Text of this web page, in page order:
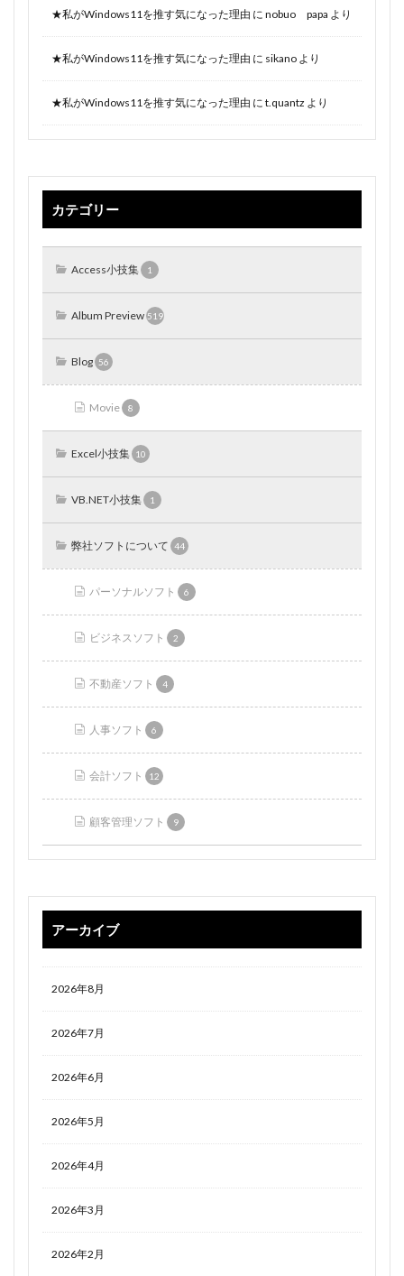
★私がWindows11を推す気になった理由 に nobuo papa より
★私がWindows11を推す気になった理由 に sikano より
★私がWindows11を推す気になった理由 に t.quantz より
カテゴリー
Access小技集 1
Album Preview 519
Blog 56
Movie 8
Excel小技集 10
VB.NET小技集 1
弊社ソフトについて 44
パーソナルソフト 6
ビジネスソフト 2
不動産ソフト 4
人事ソフト 6
会計ソフト 12
顧客管理ソフト 9
アーカイブ
2026年8月
2026年7月
2026年6月
2026年5月
2026年4月
2026年3月
2026年2月